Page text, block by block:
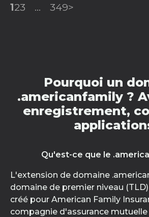
123 ... 349>
Pourquoi un
.americanfamily ?
enregistrement,
Qu'est-ce que le
L'extension de domaine
domaine de premier niveau
créé pour American Family
compagnie d'assurance